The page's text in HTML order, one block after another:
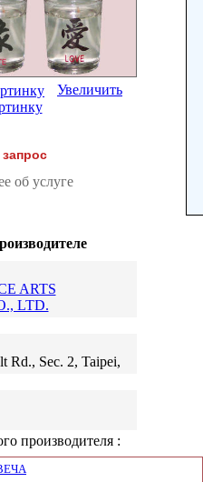
Увеличить
об услуге
ARTS
LTD.
Rd., Sec. 2, Taipei,
производителя :